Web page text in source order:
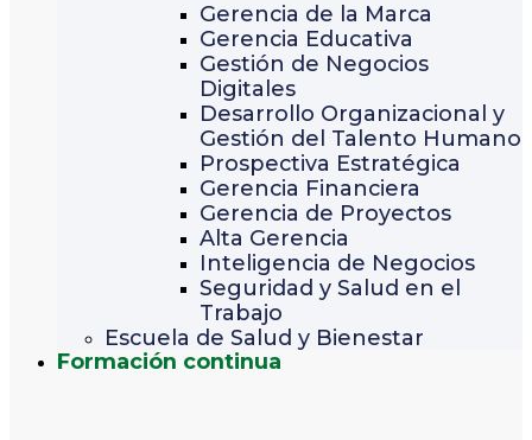
Gerencia de la Marca
Gerencia Educativa
Gestión de Negocios
Digitales
Desarrollo Organizacional y
Gestión del Talento Humano
Prospectiva Estratégica
Gerencia Financiera
Gerencia de Proyectos
Alta Gerencia
Inteligencia de Negocios
Seguridad y Salud en el
Trabajo
Escuela de Salud y Bienestar
Formación continua